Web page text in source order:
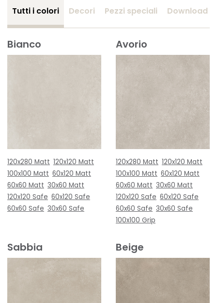
Tutti i colori Decori Pezzi speciali Download
Bianco
120x280 Matt 120x120 Matt
100x100 Matt 60x120 Matt
60x60 Matt 30x60 Matt
120x120 Safe 60x120 Safe
60x60 Safe 30x60 Safe
Avorio
120x280 Matt 120x120 Matt
100x100 Matt 60x120 Matt
60x60 Matt 30x60 Matt
120x120 Safe 60x120 Safe
60x60 Safe 30x60 Safe
100x100 Grip
Sabbia Beige